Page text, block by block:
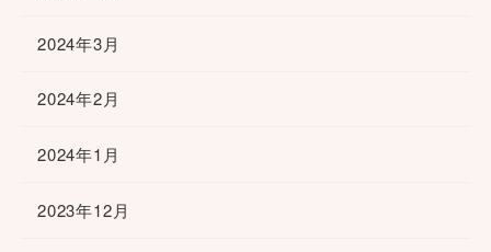
2024年3月
2024年2月
2024年1月
2023年12月